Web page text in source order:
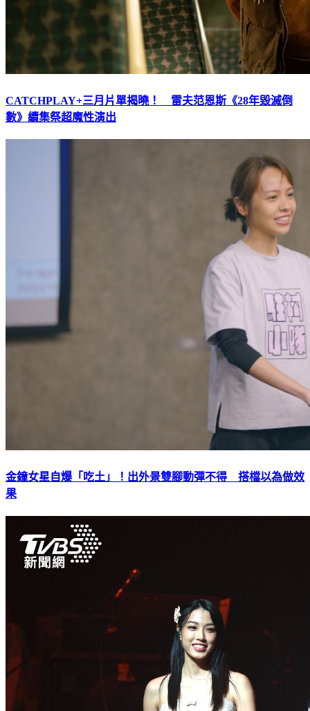
CATCHPLAY+三月片單揭曉！ 雷夫范恩斯《28年毀滅倒
數》續集祭超魔性演出
金鐘女星自爆「吃土」！出外景雙腳動彈不得 搭檔以為做效
果